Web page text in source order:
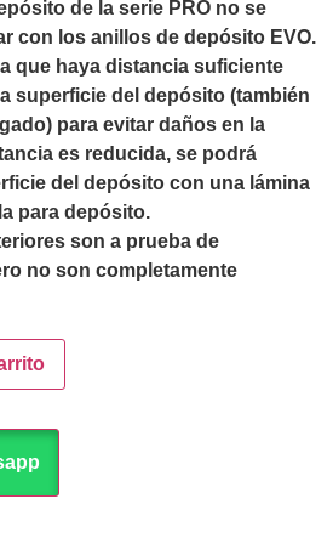
de la serie PRO no se
con los anillos de depósito EVO.
que haya distancia suficiente
superficie del depósito (también
para evitar daños en la
es reducida, se podrá
del depósito con una lámina
para depósito.
son a prueba de
no son completamente